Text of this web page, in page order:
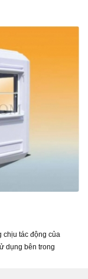
chịu tác động của
dụng bên trong